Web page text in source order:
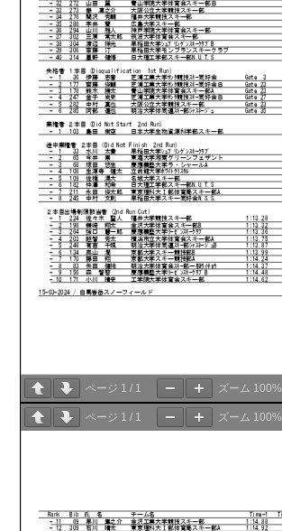
ページ 1 / 1 ズーム 100%
ページ 1 / 1 ズーム 100%